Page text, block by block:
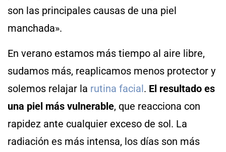
son las principales causas de una piel
manchada».
En verano estamos más tiempo al aire libre,
sudamos más, reaplicamos menos protector y
solemos relajar la rutina facial. El resultado es
una piel más vulnerable, que reacciona con
rapidez ante cualquier exceso de sol. La
radiación es más intensa, los días son más